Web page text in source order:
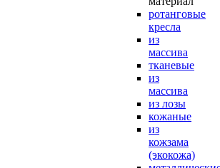
ротанговые
кресла
из
массива
тканевые
из
массива
из лозы
кожаные
из
кожзама
(экокожа)